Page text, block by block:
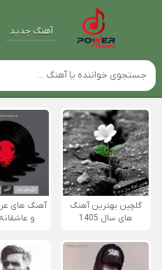
آهنگ جدید
گلچین بهترین آهنگ
های سال 1405
آهنگ های
و عاشقانه